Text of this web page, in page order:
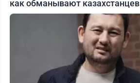
как обманывают казахстанцев